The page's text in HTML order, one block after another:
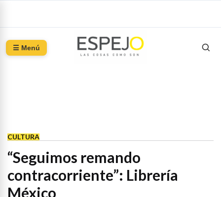
☰ Menú
CULTURA
“Seguimos remando
contracorriente”: Librería
México